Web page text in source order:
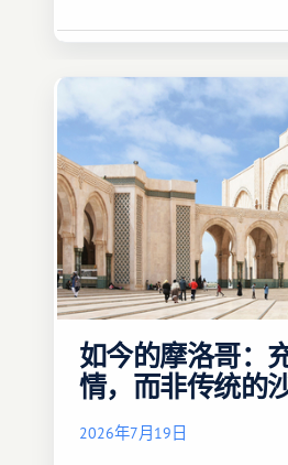
如今的摩洛哥：
情，而非传统的
2026年7月19日